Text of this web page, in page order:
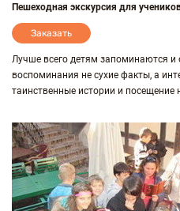
Пешеходная экскурсия для
Заказать
Лучше всего детям запоминаются
воспоминания не сухие факты, а
таинственные истории и посещение